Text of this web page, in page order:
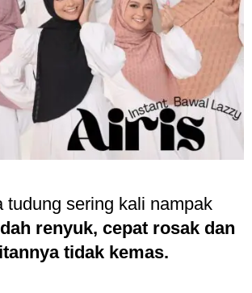
tudung sering kali nampak
renyuk, cepat rosak dan
tidak kemas.